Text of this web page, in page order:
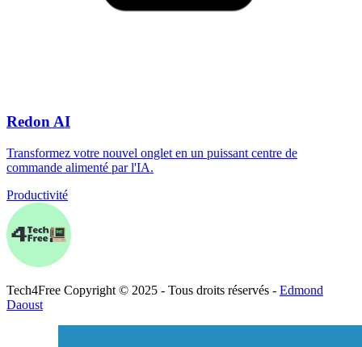
Redon AI
Transformez votre nouvel onglet en un puissant centre de
commande alimenté par l'IA.
Productivité
Tech4Free Copyright © 2025 - Tous droits réservés - Edmond
Daoust